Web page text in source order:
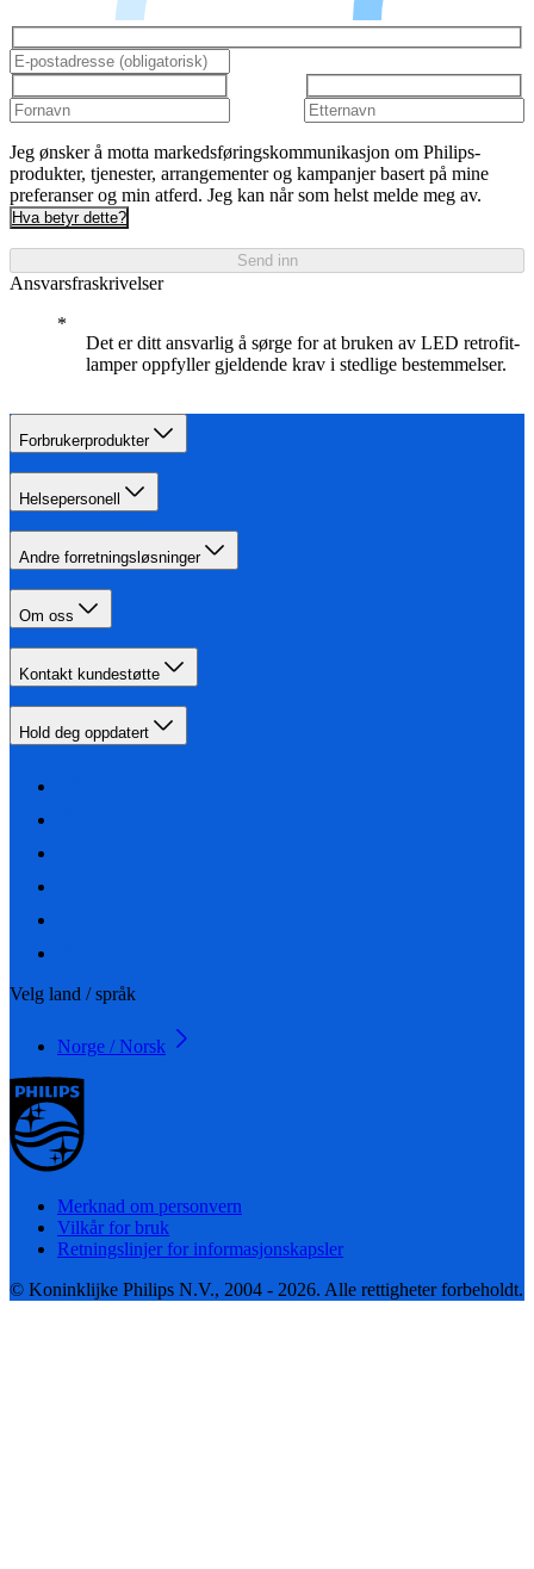
Jeg ønsker å motta markedsføringskommunikasjon om Philips-
produkter, tjenester, arrangementer og kampanjer basert på mine
preferanser og min atferd. Jeg kan når som helst melde meg av.
Hva betyr dette?
Send inn
Ansvarsfraskrivelser
Det er ditt ansvarlig å sørge for at bruken av LED retrofit-
lamper oppfyller gjeldende krav i stedlige bestemmelser.
Forbrukerprodukter
Helsepersonell
Andre forretningsløsninger
Om oss
Kontakt kundestøtte
Hold deg oppdatert
Velg land / språk
Norge / Norsk
Merknad om personvern
Vilkår for bruk
Retningslinjer for informasjonskapsler
© Koninklijke Philips N.V., 2004 - 2026. Alle rettigheter forbeholdt.